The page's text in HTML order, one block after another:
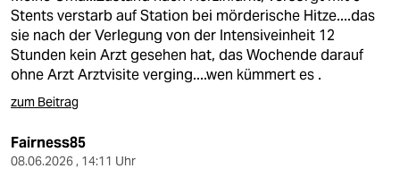
Stents verstarb auf Station bei mörderische Hitze....das
sie nach der Verlegung von der Intensiveinheit 12
Stunden kein Arzt gesehen hat, das Wochende darauf
ohne Arzt Arztvisite verging....wen kümmert es .
zum Beitrag
Fairness85
08.06.2026 , 14:11 Uhr